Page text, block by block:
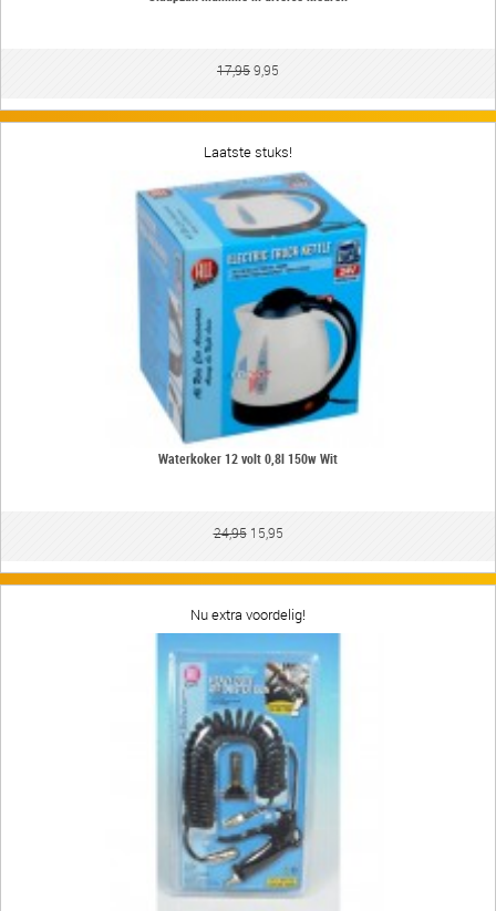
17,959,95
Laatste stuks!
Waterkoker 12 volt 0,8l 150w Wit
24,9515,95
Nu extra voordelig!